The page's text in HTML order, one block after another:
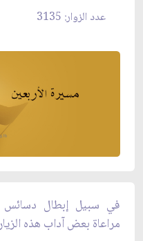
عدد الزوار: 3135
في سبيل إبطال دسائس
مراعاة بعض آداب هذه